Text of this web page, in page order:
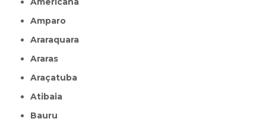
Amparo
Araraquara
Araras
Araçatuba
Atibaia
Bauru